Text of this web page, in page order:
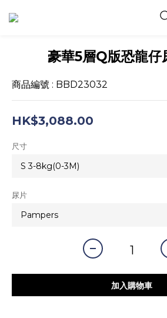
豪華5層Q版恐龍仔
商品編號 : BBD23032
HK$3,088.00
尺寸
尿片
加入購物車